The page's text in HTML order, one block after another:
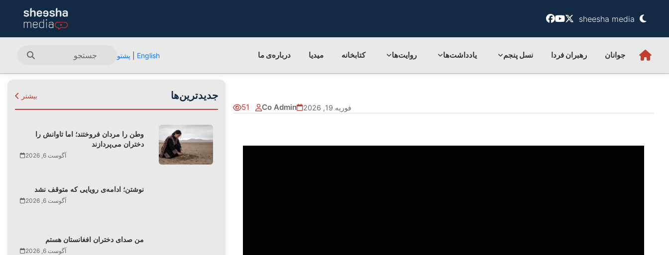
sheesha media
جوانان رهبران فردا نسل پنجم یادداشت‌ها روایت‌ها کتابخانه میدیا درباره‌ی‌ ما English پشتو
51 Co Admin فوریه 19, 2026
جدیدترین‌ها بیشتر
وطن را مردان فروختند؛ اما تاوانش را
دختران می‌پردازند
آگوست 6, 2026
نوشتن؛ ادامه‌ی رویایی که متوقف نشد
آگوست 6, 2026
من صدای دختران افغانستان هستم
آگوست 6, 2026